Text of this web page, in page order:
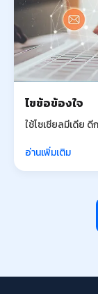
ไขข้อข้องใจ
ใช้โซเชียลมีเดีย ดี
อ่านเพิ่มเติม